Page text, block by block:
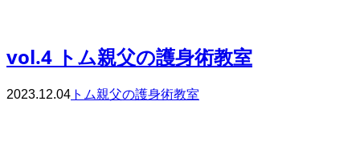
vol.4 トム親父の護身術教室
2023.12.04 トム親父の護身術教室